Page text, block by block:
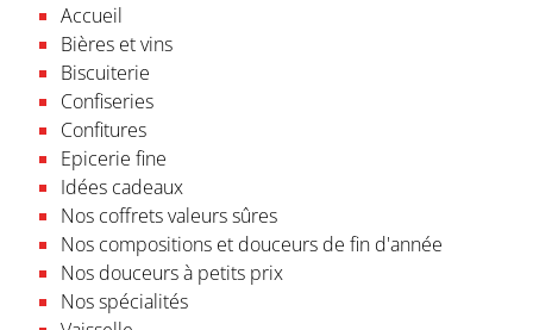
Accueil
Bières et vins
Biscuiterie
Confiseries
Confitures
Epicerie fine
Idées cadeaux
Nos coffrets valeurs sûres
Nos compositions et douceurs de fin d'année
Nos douceurs à petits prix
Nos spécialités